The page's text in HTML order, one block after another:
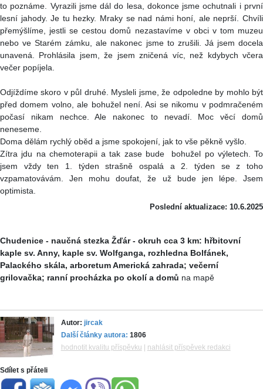
to poznáme. Vyrazili jsme dál do lesa, dokonce jsme ochutnali i první
lesní jahody. Je tu hezky. Mraky se nad námi honí, ale neprší. Chvíli
přemýšlíme, jestli se cestou domů nezastavíme v obci v tom muzeu
nebo ve Starém zámku, ale nakonec jsme to zrušili. Já jsem docela
unavená. Prohlásila jsem, že jsem zničená víc, než kdybych včera
večer popíjela.
Odjíždíme skoro v půl druhé. Mysleli jsme, že odpoledne by mohlo být
před domem volno, ale bohužel není. Asi se nikomu v podmračeném
počasí nikam nechce. Ale nakonec to nevadí. Moc věcí domů
neneseme.
Doma dělám rychlý oběd a jsme spokojení, jak to vše pěkně vyšlo.
Zítra jdu na chemoterapii a tak zase bude bohužel po výletech. To
jsem vždy ten 1. týden strašně ospalá a 2. týden se z toho
vzpamatovávám. Jen mohu doufat, že už bude jen lépe. Jsem
optimista.
Poslední aktualizace: 10.6.2025
Chudenice - naučná stezka Žďár - okruh cca 3 km: hřbitovní
kaple sv. Anny, kaple sv. Wolfganga, rozhledna Bolfánek,
Palackého skála, arboretum Americká zahrada; večerní
grilovačka; ranní procházka po okolí a domů na mapě
Autor: jircak
Další články autora: 1806
hodnotit kvalitu příspěvku
nahlásit příspěvek redakci
Sdílet s přáteli